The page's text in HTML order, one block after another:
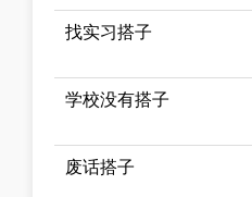
找实习搭子
学校没有搭子
废话搭子